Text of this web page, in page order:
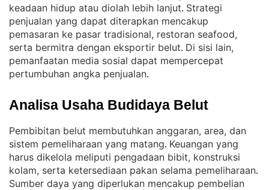
keadaan hidup atau diolah lebih lanjut. Strategi
penjualan yang dapat diterapkan mencakup
pemasaran ke pasar tradisional, restoran seafood,
serta bermitra dengan eksportir belut. Di sisi lain,
pemanfaatan media sosial dapat mempercepat
pertumbuhan angka penjualan.
Analisa Usaha Budidaya Belut
Pembibitan belut membutuhkan anggaran, area, dan
sistem pemeliharaan yang matang. Keuangan yang
harus dikelola meliputi pengadaan bibit, konstruksi
kolam, serta ketersediaan pakan selama pemeliharaan
Sumber daya yang diperlukan mencakup pembelian